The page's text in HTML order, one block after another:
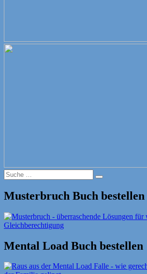
Suche
nach:
Suche
Musterbruch Buch bestellen
Mental Load Buch bestellen